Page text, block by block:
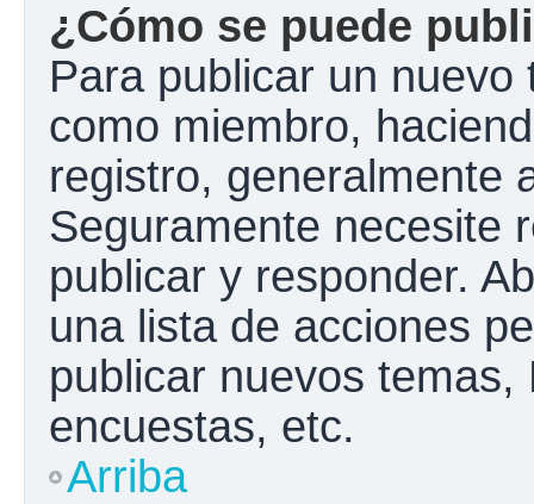
¿Cómo se puede
Para publicar un
como miembro,
registro, generalmente
Seguramente necesite
publicar y responder.
una lista de acciones
publicar nuevos
encuestas, etc.
Arriba